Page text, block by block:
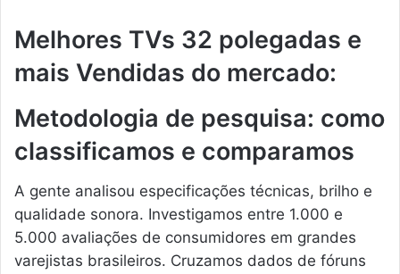
Melhores TVs 32 polegadas e
mais Vendidas do mercado:
Metodologia de pesquisa: como
classificamos e comparamos
A gente analisou especificações técnicas, brilho e
qualidade sonora. Investigamos entre 1.000 e
5.000 avaliações de consumidores em grandes
varejistas brasileiros. Cruzamos dados de fóruns